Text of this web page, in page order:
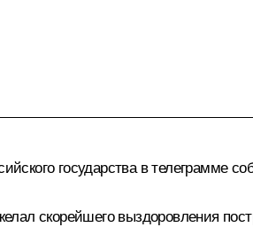
государства в телеграмме
скорейшего выздоровления